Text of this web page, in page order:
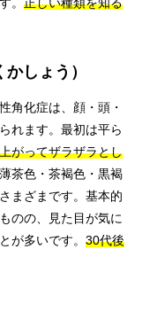
しょう）
角化症は、顔・頭・
れます。最初は平ら
がってザラザラとし
茶色・茶褐色・黒褐
まざまです。基本的
のの、見た目が気に
が多いです。 30代後